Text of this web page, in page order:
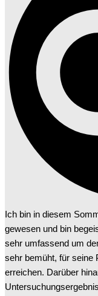
Ich bin in diesem
gewesen und bin
sehr umfassend um
sehr bemüht, für seine
erreichen. Darüber